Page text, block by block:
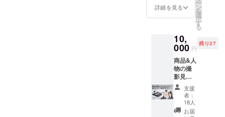
途ドリ
ます
渡しし
※先着順
となり
ます。
※整理番
号付き
チケッ
トを
メール
でお送
りしま
す ※別
ル人生
お悩み
相談
阪公演
に参加
できま
す。
8/30(日)
ポルッ
クスシ
アター
開場/開
演
詳細を見る ー
ン
を
選
択
す
る
10,
000 円
残り27
商品&人
物の撮
影見学&
セミ
ナー&撮
影会
「NEC
支援
者：
18人
お届